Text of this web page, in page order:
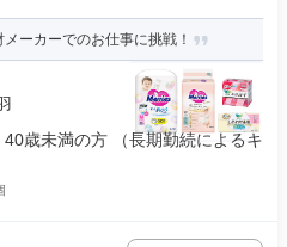
ーカーでのお仕事に挑戦！
歳未満の方 （長期勤続によるキ